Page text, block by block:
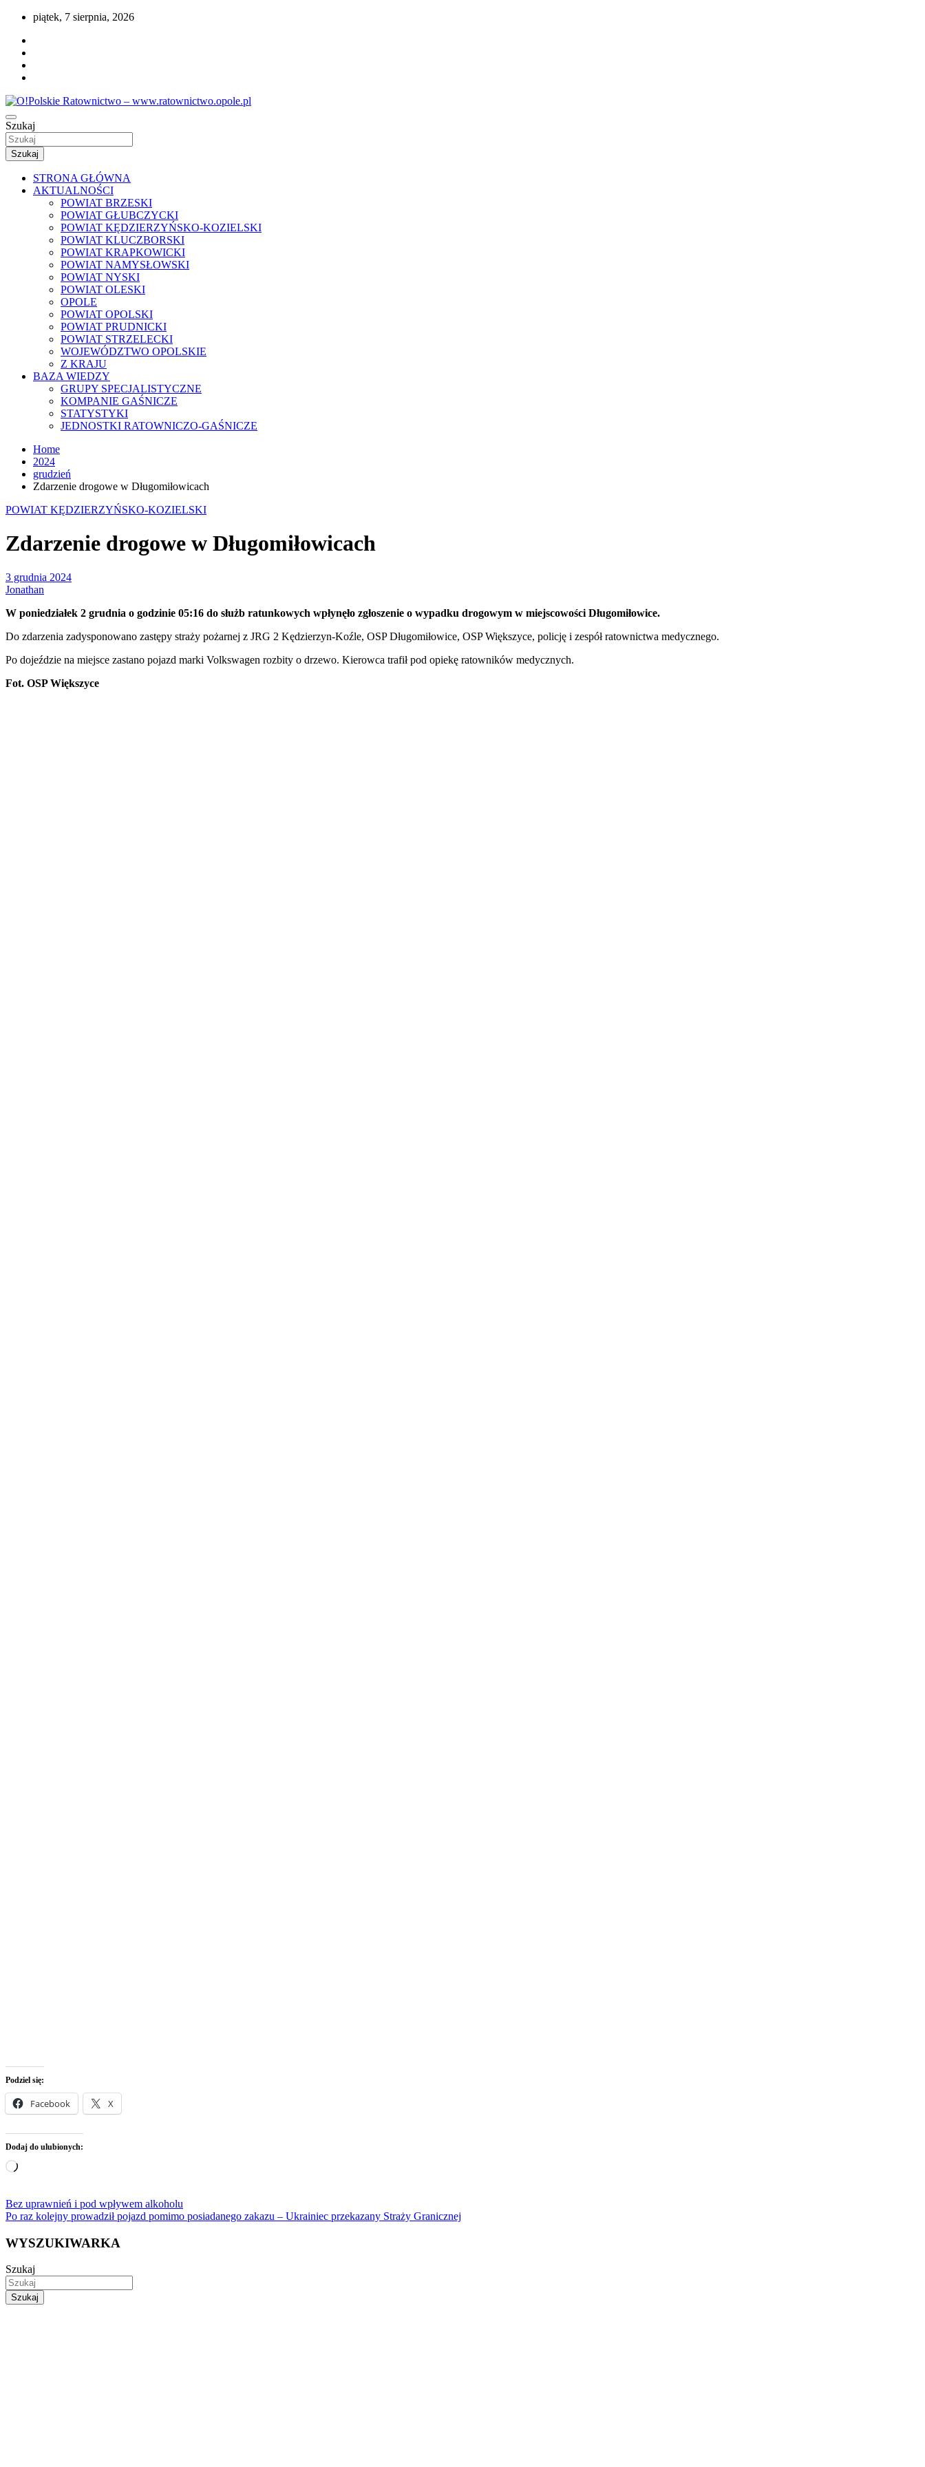
Przejdź
treści
piątek, 7 sierpnia, 2026
O!Polskie Ratownictwo – www.ratownictwo.opole.pl
Portal opolskiego i polskiego ratownictwa.
Szukaj
Szukaj
STRONA GŁÓWNA
AKTUALNOŚCI
POWIAT BRZESKI
POWIAT GŁUBCZYCKI
POWIAT KĘDZIERZYŃSKO-KOZIELSKI
POWIAT KLUCZBORSKI
POWIAT KRAPKOWICKI
POWIAT NAMYSŁOWSKI
POWIAT NYSKI
POWIAT OLESKI
OPOLE
POWIAT OPOLSKI
POWIAT PRUDNICKI
POWIAT STRZELECKI
WOJEWÓDZTWO OPOLSKIE
Z KRAJU
BAZA WIEDZY
GRUPY SPECJALISTYCZNE
KOMPANIE GAŚNICZE
STATYSTYKI
JEDNOSTKI RATOWNICZO-GAŚNICZE
Home
2024
grudzień
Zdarzenie drogowe w Długomiłowicach
POWIAT KĘDZIERZYŃSKO-KOZIELSKI
Zdarzenie drogowe w Długomiłowicach
3 grudnia 2024
Jonathan
W poniedziałek 2 grudnia o godzinie 05:16 do służb ratunkowych wpłynęło zgłoszenie o wypadku drogowym w miejscowości Długomiłowice.
Do zdarzenia zadysponowano zastępy straży pożarnej z JRG 2 Kędzierzyn-Koźle, OSP Długomiłowice, OSP Większyce, policję i zespół ratownictwa medycznego.
Po dojeździe na miejsce zastano pojazd marki Volkswagen rozbity o drzewo. Kierowca trafił pod opiekę ratowników medycznych.
Fot. OSP Większyce
Podziel się:
Facebook X
Dodaj do ulubionych:
Wczytywanie…
Nawigacja
wpisu
Bez uprawnień i pod wpływem alkoholu
Po raz kolejny prowadził pojazd pomimo posiadanego zakazu – Ukrainiec przekazany Straży Granicznej
WYSZUKIWARKA
Szukaj
Szukaj